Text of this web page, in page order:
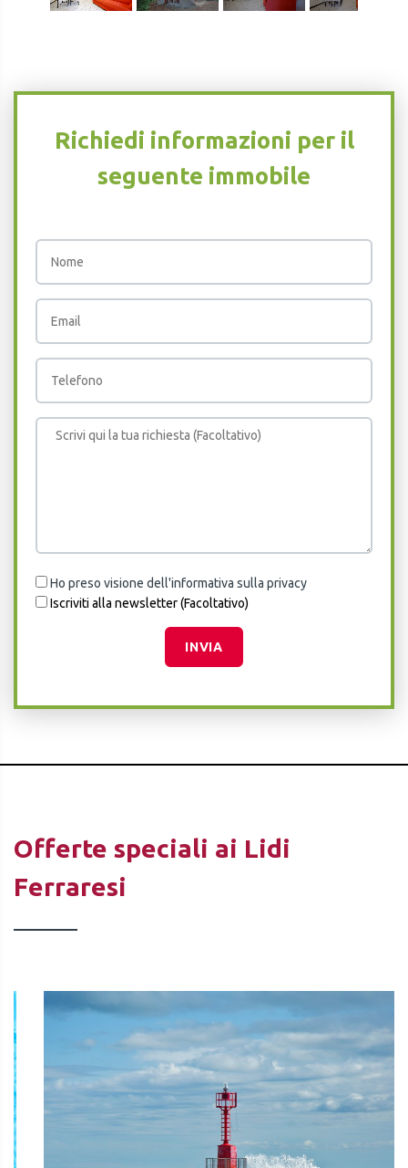
Richiedi informazioni per il
seguente immobile
Ho preso visione dell'informativa sulla privacy
Iscriviti alla newsletter (Facoltativo)
INVIA
Offerte speciali ai Lidi
Ferraresi